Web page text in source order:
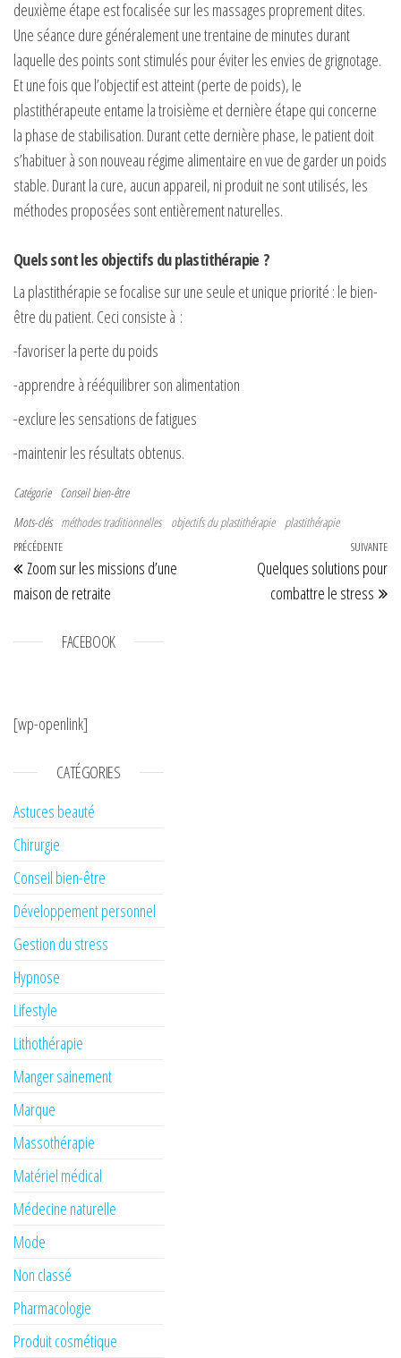
deuxième étape est focalisée sur les massages proprement dites.
Une séance dure généralement une trentaine de minutes durant
laquelle des points sont stimulés pour éviter les envies de grignotage.
Et une fois que l’objectif est atteint (perte de poids), le
plastithérapeute entame la troisième et dernière étape qui concerne
la phase de stabilisation. Durant cette dernière phase, le patient doit
s’habituer à son nouveau régime alimentaire en vue de garder un poids
stable. Durant la cure, aucun appareil, ni produit ne sont utilisés, les
méthodes proposées sont entièrement naturelles.
Quels sont les objectifs du plastithérapie ?
La plastithérapie se focalise sur une seule et unique priorité : le bien-
être du patient. Ceci consiste à :
-favoriser la perte du poids
-apprendre à rééquilibrer son alimentation
-exclure les sensations de fatigues
-maintenir les résultats obtenus.
Catégorie Conseil bien-être
Mots-clés méthodes traditionnelles objectifs du plastithérapie plastithérapie
Navigation de l’article
Article précédent
PRÉCÉDENTE
Zoom sur les missions d’une
maison de retraite
SUIVANTE
Quelques solutions pour
combattre le stress
FACEBOOK
[wp-openlink]
CATÉGORIES
Astuces beauté
Chirurgie
Conseil bien-être
Développement personnel
Gestion du stress
Hypnose
Lifestyle
Lithothérapie
Manger sainement
Marque
Massothérapie
Matériel médical
Médecine naturelle
Mode
Non classé
Pharmacologie
Produit cosmétique